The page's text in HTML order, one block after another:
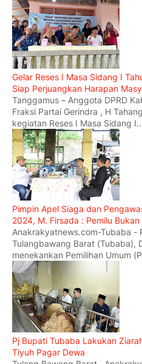
Gelar Reses I Masa Sidang I
Siap Perjuangkan Harapan
Tanggamus – Anggota DPRD
Fraksi Partai Gerindra , H
kegiatan Reses I Masa Sidang
Pimpin Apel Siaga dan
2024, M. Firsada : Pemilu
Anakrakyatnews.com-Tubaba -
Tulangbawang Barat (Tubaba),
menekankan Pemilihan Umum
Pj Bupati Tubaba Lakukan
Tiyuh Pagar Dewa